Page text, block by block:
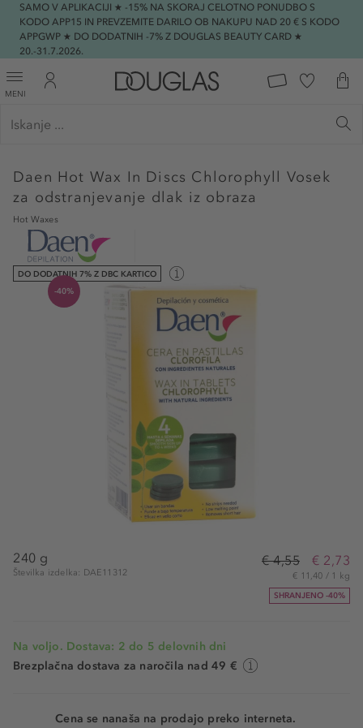
SAMO V APLIKACIJI ★ -15% NA SKORAJ CELOTNO PONUDBO S
KODO APP15 IN PREVZEMITE DARILO OB NAKUPU NAD 20 € S KODO
APPGWP ★ DO DODATNIH -7% Z DOUGLAS BEAUTY CARD ★
20.-31.7.2026.
MENI
Daen Hot Wax In Discs Chlorophyll Vosek
za odstranjevanje dlak iz obraza
Hot Waxes
DO DODATNIH 7% Z DBC KARTICO
-40%
240 g
Številka izdelka: DAE11312
€ 4,55 € 2,73
€ 11,40 / 1 kg
SHRANJENO -40%
Na voljo. Dostava: 2 do 5 delovnih dni
Brezplačna dostava za naročila nad 49 €
Cena se nanaša na prodajo preko interneta.